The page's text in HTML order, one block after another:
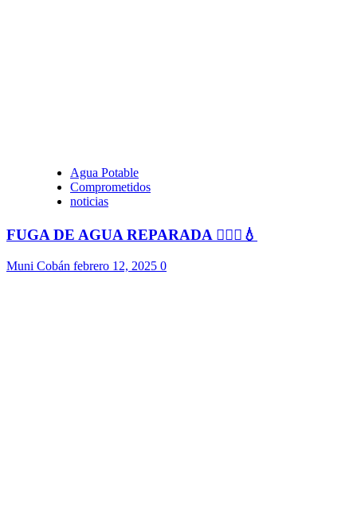
Agua Potable
Comprometidos
noticias
FUGA DE AGUA REPARADA 👷🏻‍♂️💧
Muni Cobán febrero 12, 2025 0